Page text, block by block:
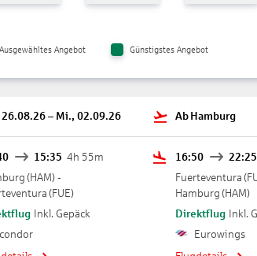
Maxis & Teens (3-16 Jahre):allsun Kids Club, 6x
Sharky (ganzjährig, gegen Gebühr)
Ausgewähltes Angebot Günstigstes Angebot
26.08.26 – Mi., 02.09.26 Ab Hamburg
15:35 4h 55m
(HAM) -
(FUE)
Inkl. Gepäck
condor
16:50 22:25
Fuerteventura (
Hamburg (HAM)
Direktflug Inkl.
Eurowings